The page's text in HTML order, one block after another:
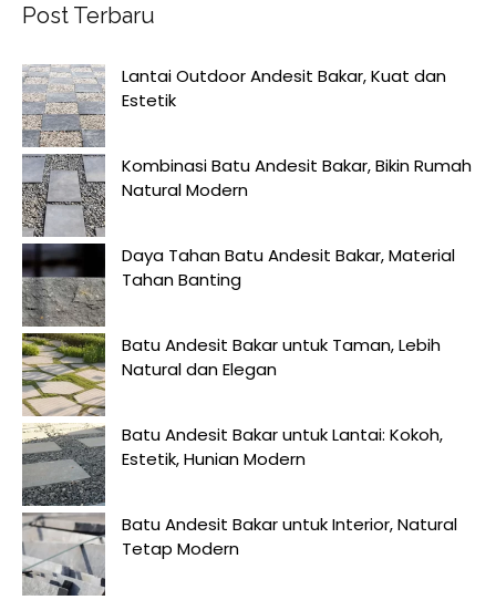
Post Terbaru
Lantai Outdoor Andesit Bakar, Kuat dan
Estetik
Kombinasi Batu Andesit Bakar, Bikin Rumah
Natural Modern
Daya Tahan Batu Andesit Bakar, Material
Tahan Banting
Batu Andesit Bakar untuk Taman, Lebih
Natural dan Elegan
Batu Andesit Bakar untuk Lantai: Kokoh,
Estetik, Hunian Modern
Batu Andesit Bakar untuk Interior, Natural
Tetap Modern